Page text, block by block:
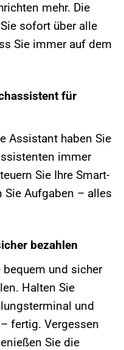
mehr. Die
sofort über alle
Sie immer auf dem
für
Assistant haben Sie
immer
Sie Ihre Smart-
Sie Aufgaben – alles
bezahlen
und sicher
Halten Sie
und
fertig. Vergessen
Sie die